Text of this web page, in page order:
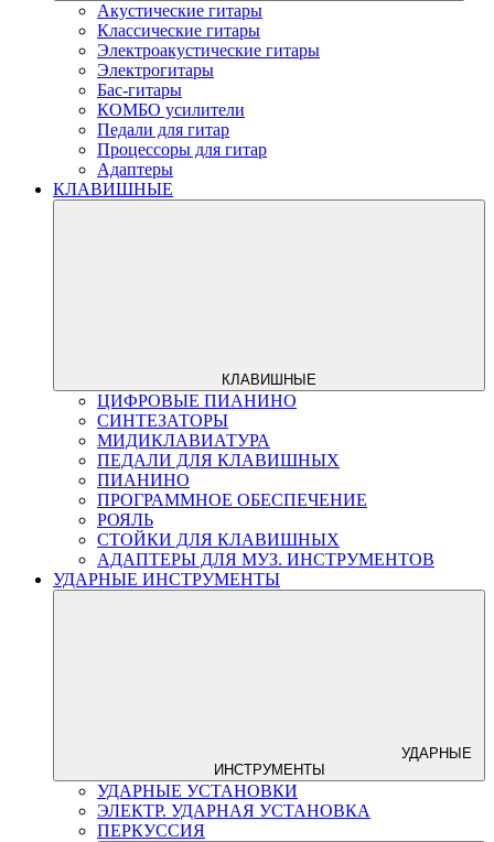
Акустические гитары
Классические гитары
Электроакустические гитары
Электрогитары
Бас-гитары
КОМБО усилители
Педали для гитар
Процессоры для гитар
Адаптеры
КЛАВИШНЫЕ
КЛАВИШНЫЕ
ЦИФРОВЫЕ ПИАНИНО
СИНТЕЗАТОРЫ
МИДИКЛАВИАТУРА
ПЕДАЛИ ДЛЯ КЛАВИШНЫХ
ПИАНИНО
ПРОГРАММНОЕ ОБЕСПЕЧЕНИЕ
РОЯЛЬ
СТОЙКИ ДЛЯ КЛАВИШНЫХ
АДАПТЕРЫ ДЛЯ МУЗ. ИНСТРУМЕНТОВ
УДАРНЫЕ ИНСТРУМЕНТЫ
УДАРНЫЕ
ИНСТРУМЕНТЫ
УДАРНЫЕ УСТАНОВКИ
ЭЛЕКТР. УДАРНАЯ УСТАНОВКА
ПЕРКУССИЯ